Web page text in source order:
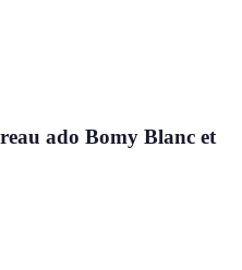
ado Bomy Blanc et